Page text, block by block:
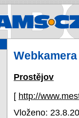
Prostějov
[ http://
Vloženo: